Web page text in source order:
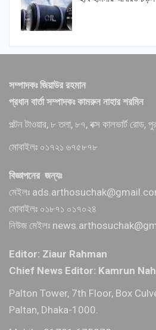
সম্পাদকঃ জিয়াউর রহমান
প্রধান বার্তা সম্পাদকঃ কামরুন নাহার শরমিন
পল্টন টাওয়ার, ৮ তলা, ৮৭, বক্স কালভার্ট রোড,
মোবাইলঃ ০১৭২১ ৬৭৫৮৭৮
বিজ্ঞাপনের জন্যঃ
মেইলঃ
মোবাইলঃ ০১৮৭১ ০১৭০২৪
নিউজ মেইলঃ
Editor: Ziaur Rahman
Chief News Editor: Kamrun
Palton Tower, 7th Floor, Box
Paltan, Dhaka-1000.